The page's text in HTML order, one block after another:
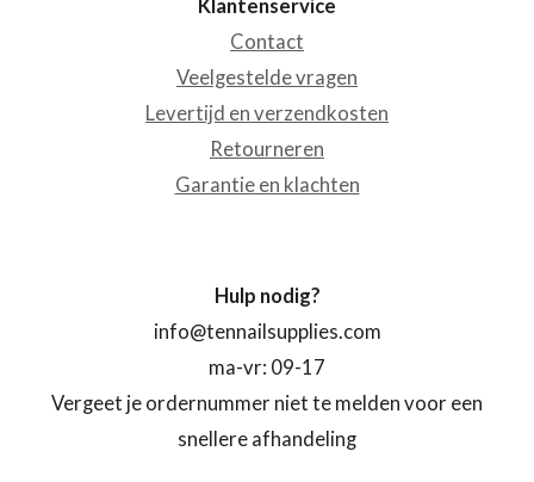
Klantenservice
Contact
Veelgestelde vragen
Levertijd en verzendkosten
Retourneren
Garantie en klachten
Hulp nodig?
info@tennailsupplies.com
ma-vr: 09-17
Vergeet je ordernummer niet te melden voor een
snellere afhandeling